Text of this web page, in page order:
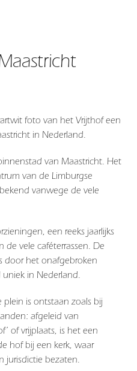
foto van het Vrijthof een
in Nederland.
van Maastricht. Het
van de Limburgse
vanwege de vele
een reeks jaarlijks
vele caféterrassen. De
door het onafgebroken
uniek in Nederland.
is ontstaan zoals bij
afgeleid van
of vrijplaats, is het een
hof bij een kerk, waar
jurisdictie bezaten.